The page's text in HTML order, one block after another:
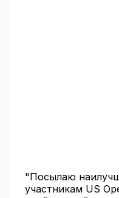
"Посылаю
участникам US